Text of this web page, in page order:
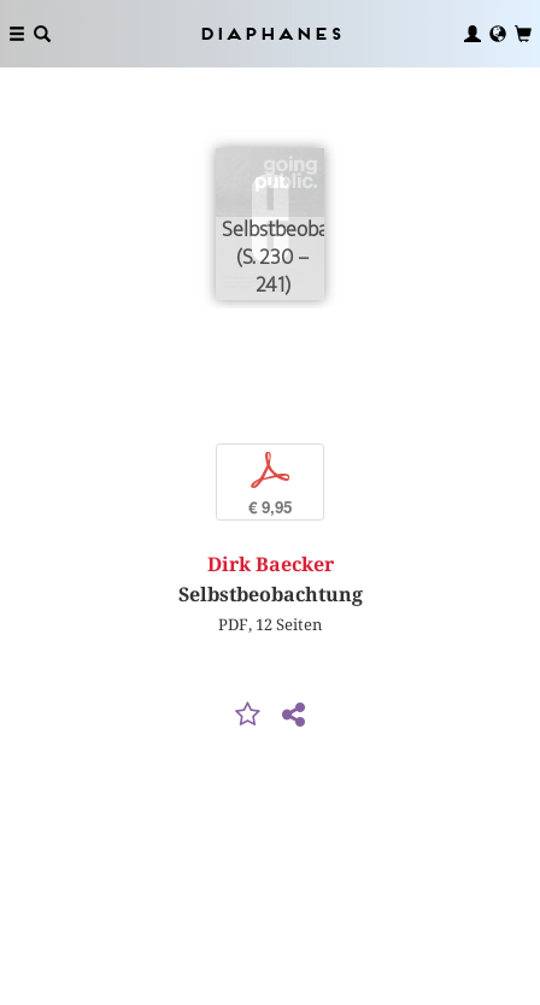
Diaphanes
Selbstbeobachtung
(S. 230 –
241)
p
€ 9,95
Dirk Baecker
Selbstbeobachtung
PDF, 12 Seiten